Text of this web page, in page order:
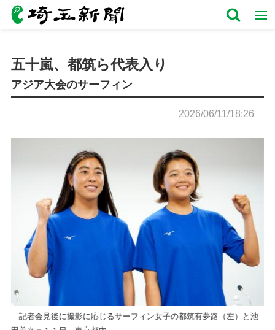
五十嵐、都筑ら代表入り
アジア大会のサーフィン
2026/06/11/18:26
記者会見後に撮影に応じるサーフィン女子の都筑有夢路（左）と池